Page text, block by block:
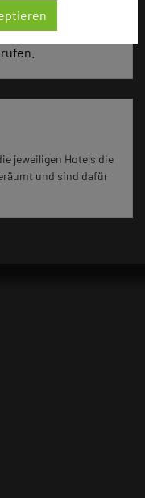
den vergangenen
jeweiligen Hotels die
und sind dafür